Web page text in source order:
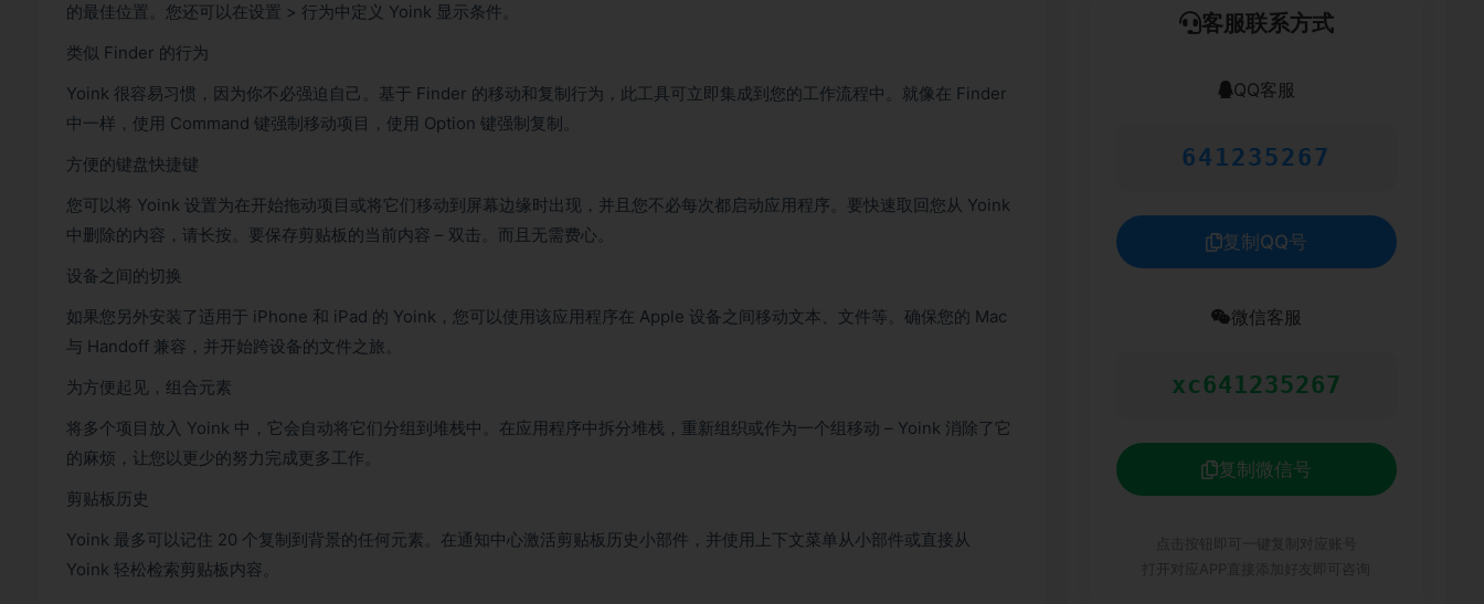
的最佳位置。您还可以在设置 > 行为中定义 Yoink 显示条件。
类似 Finder 的行为
Yoink 很容易习惯，因为你不必强迫自己。基于 Finder 的移动和复制行为，此工具可立即集成到您的工作流程中。就像在 Finder
中一样，使用 Command 键强制移动项目，使用 Option 键强制复制。
方便的键盘快捷键
您可以将 Yoink 设置为在开始拖动项目或将它们移动到屏幕边缘时出现，并且您不必每次都启动应用程序。要快速取回您从 Yoink
中删除的内容，请长按。要保存剪贴板的当前内容 – 双击。而且无需费心。
设备之间的切换
如果您另外安装了适用于 iPhone 和 iPad 的 Yoink，您可以使用该应用程序在 Apple 设备之间移动文本、文件等。确保您的 Mac
与 Handoff 兼容，并开始跨设备的文件之旅。
为方便起见，组合元素
将多个项目放入 Yoink 中，它会自动将它们分组到堆栈中。在应用程序中拆分堆栈，重新组织或作为一个组移动 – Yoink 消除了它
的麻烦，让您以更少的努力完成更多工作。
剪贴板历史
Yoink 最多可以记住 20 个复制到背景的任何元素。在通知中心激活剪贴板历史小部件，并使用上下文菜单从小部件或直接从
Yoink 轻松检索剪贴板内容。
客服联系方式
QQ客服
641235267
复制QQ号
微信客服
xc641235267
复制微信号